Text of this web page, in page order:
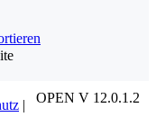
OPEN V 12.0.1.2
|